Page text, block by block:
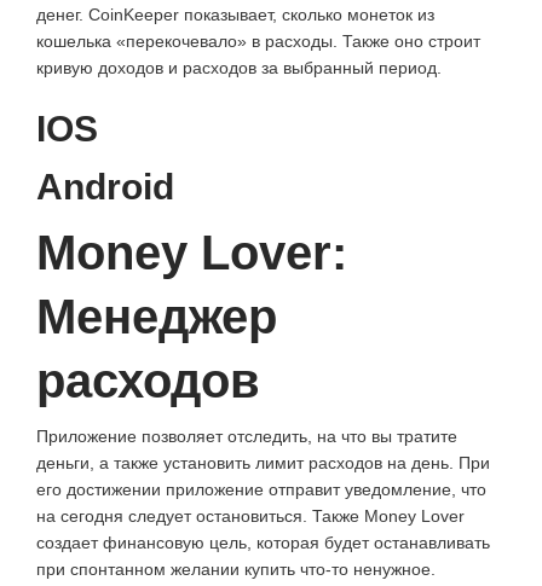
денег. CoinKeeper показывает, сколько монеток из
кошелька «перекочевало» в расходы. Также оно строит
кривую доходов и расходов за выбранный период.
IOS
Android
Money Lover:
Менеджер
расходов
Приложение позволяет отследить, на что вы тратите
деньги, а также установить лимит расходов на день. При
его достижении приложение отправит уведомление, что
на сегодня следует остановиться. Также Money Lover
создает финансовую цель, которая будет останавливать
при спонтанном желании купить что-то ненужное.